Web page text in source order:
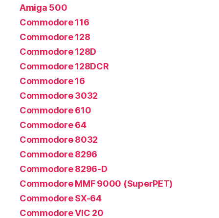
Amiga 500
Commodore 116
Commodore 128
Commodore 128D
Commodore 128DCR
Commodore 16
Commodore 3032
Commodore 610
Commodore 64
Commodore 8032
Commodore 8296
Commodore 8296-D
Commodore MMF 9000 (SuperPET)
Commodore SX-64
Commodore VIC 20